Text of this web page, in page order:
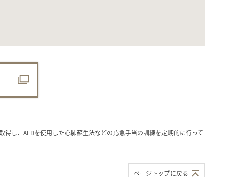
し、AEDを使用した心肺蘇生法などの応急手当の訓練を定期的に行って
ページトップに戻る